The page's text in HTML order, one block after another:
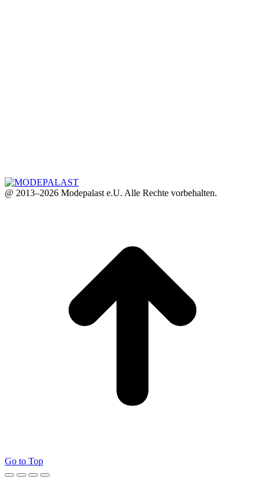
@ 2013–2026 Modepalast e.U. Alle Rechte vorbehalten.
Go to Top